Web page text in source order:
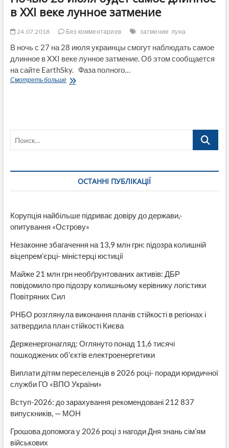
в XXI веке лунное затмение
24.07.2018 Без комментариев затмение луна
В ночь с 27 на 28 июля украинцы смогут наблюдать самое
длинное в XXI веке лунное затмение. Об этом сообщается
на сайте EarthSky. Фаза полного…
Смотреть большеНочью
затмение
Поиск…
ОСТАННІ ПУБЛІКАЦІЇ
Корупція найбільше підриває довіру до держави,-
опитування «Острову»
Незаконне збагачення на 13,9 млн грн: підозра колишній
віцепрем’єрці- міністерці юстиції
Майже 21 млн грн необґрунтованих активів: ДБР
повідомило про підозру колишньому керівнику логістики
Повітряних Сил
РНБО розглянула виконання планів стійкості в регіонах і
затвердила план стійкості Києва
Держенергонагляд: Оглянуто понад 11,6 тисячі
пошкоджених об’єктів електроенергетики
Виплати дітям переселенців в 2026 році- поради юридичної
служби ГО «ВПО України»
Вступ-2026: до зарахування рекомендовані 212 837
випускників, — МОН
Грошова допомога у 2026 році з нагоди Дня знань сім’ям
військових